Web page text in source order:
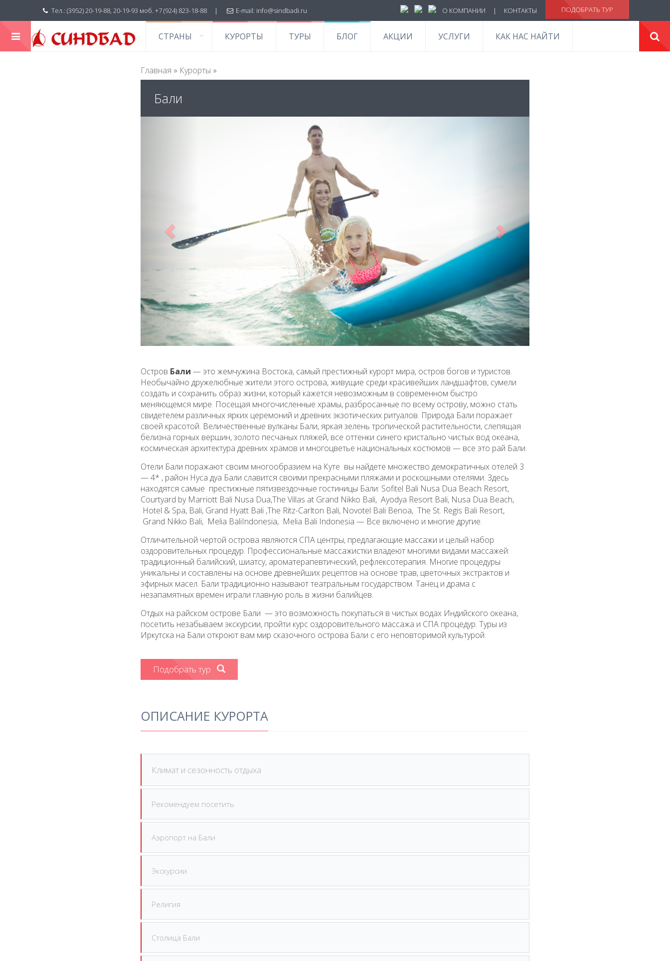
Тел.: (3952) 20-19-88, 20-19-93 моб. +7 (924) 823-18-88 | E-mail: info@sindbadi.ru О КОМПАНИИ | КОНТАКТЫ ПОДОБРАТЬ ТУР
СТРАНЫ КУРОРТЫ ТУРЫ БЛОГ АКЦИИ УСЛУГИ КАК НАС НАЙТИ
Главная » Курорты »
Бали
Остров Бали — это жемчужина Востока, самый престижный курорт мира, остров богов и туристов.
Необычайно дружелюбные жители этого острова, живущие среди красивейших ландшафтов, сумели
создать и сохранить образ жизни, который кажется невозможным в современном быстро
меняющемся мире. Посещая многочисленные храмы, разбросанные по всему острову, можно стать
свидетелем различных ярких церемоний и древних экзотических ритуалов. Природа Бали поражает
своей красотой. Величественные вулканы Бали, яркая зелень тропической растительности, слепящая
белизна горных вершин, золото песчаных пляжей, все оттенки синего кристально чистых вод океана,
космическая архитектура древних храмов и многоцветье национальных костюмов — все это рай Бали.
Отели Бали поражают своим многообразием на Куте вы найдете множество демократичных отелей 3
— 4* , район Нуса дуа Бали славится своими прекрасными пляжами и роскошными отелями. Здесь
находятся самые престижные пятизвездочные гостиницы Бали: Sofitel Bali Nusa Dua Beach Resort,
Courtyard by Marriott Bali Nusa Dua,The Villas at Grand Nikko Bali, Ayodya Resort Bali, Nusa Dua Beach,
Hotel & Spa, Bali, Grand Hyatt Bali ,The Ritz-Carlton Bali, Novotel Bali Benoa, The St. Regis Bali Resort,
Grand Nikko Bali, Melia BaliIndonesia, Melia Bali Indonesia — Все включено и многие другие.
Отличительной чертой острова являются СПА центры, предлагающие массажи и целый набор
оздоровительных процедур. Профессиональные массажистки владеют многими видами массажей:
традиционный балийский, шиатсу, ароматерапевтический, рефлексотерапия. Многие процедуры
уникальны и составлены на основе древнейших рецептов на основе трав, цветочных экстрактов и
эфирных масел. Бали традиционно называют театральным государством. Танец и драма с
незапамятных времен играли главную роль в жизни балийцев.
Отдых на райском острове Бали — это возможность покупаться в чистых водах Индийского океана,
посетить незабываем экскурсии, пройти курс оздоровительного массажа и СПА процедур. Туры из
Иркутска на Бали откроют вам мир сказочного острова Бали с его неповторимой культурой.
Подобрать тур
ОПИСАНИЕ КУРОРТА
Климат и сезонность отдыха
Рекомендуем посетить
Аэропорт на Бали
Экскурсии
Религия
Столица Бали